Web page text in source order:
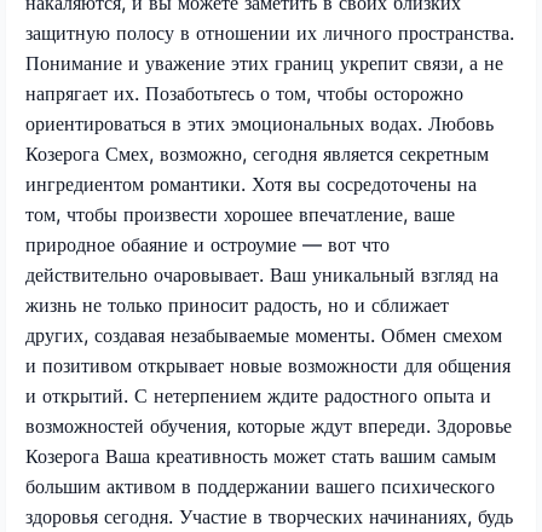
защитную полосу в отношении их личного пространства.
Понимание и уважение этих границ укрепит связи, а не
напрягает их. Позаботьтесь о том, чтобы осторожно
ориентироваться в этих эмоциональных водах. Любовь
Козерога Смех, возможно, сегодня является секретным
ингредиентом романтики. Хотя вы сосредоточены на
том, чтобы произвести хорошее впечатление, ваше
природное обаяние и остроумие — вот что
действительно очаровывает. Ваш уникальный взгляд на
жизнь не только приносит радость, но и сближает
других, создавая незабываемые моменты. Обмен смехом
и позитивом открывает новые возможности для общения
и открытий. С нетерпением ждите радостного опыта и
возможностей обучения, которые ждут впереди. Здоровье
Козерога Ваша креативность может стать вашим самым
большим активом в поддержании вашего психического
здоровья сегодня. Участие в творческих начинаниях, будь